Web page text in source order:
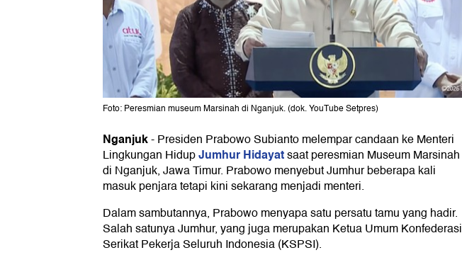
Foto: Peresmian museum Marsinah di Nganjuk. (dok. YouTube Setpres)
Nganjuk-Presiden Prabowo Subianto melempar candaan ke Menteri
Lingkungan HidupJumhur Hidayatsaat peresmian Museum Marsinah
di Nganjuk, Jawa Timur. Prabowo menyebut Jumhur beberapa kali
masuk penjara tetapi kini sekarang menjadi menteri.
Dalam sambutannya, Prabowo menyapa satu persatu tamu yang hadir.
Salah satunya Jumhur, yang juga merupakan Ketua Umum Konfederasi
Serikat Pekerja Seluruh Indonesia (KSPSI).